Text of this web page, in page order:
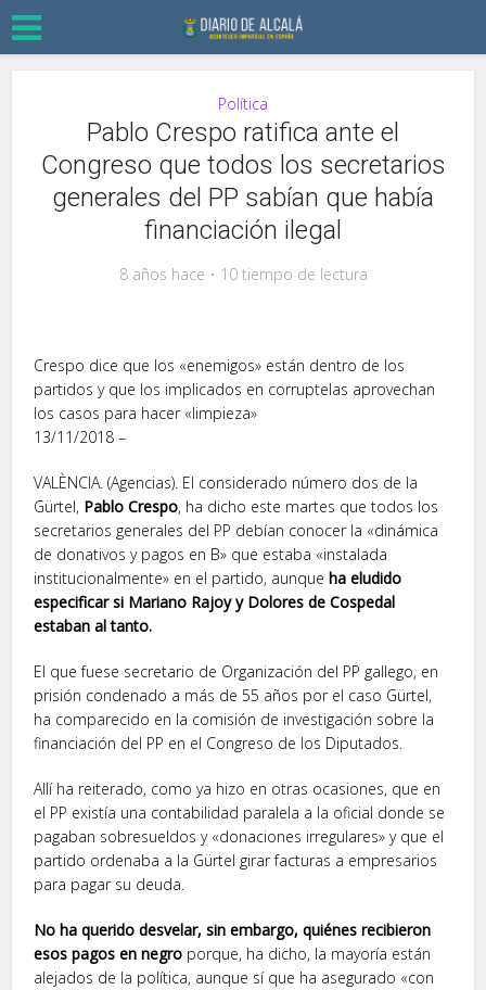
Política
Pablo Crespo ratifica ante el
Congreso que todos los secretarios
generales del PP sabían que había
financiación ilegal
8 años hace 10 tiempo de lectura
Crespo dice que los «enemigos» están dentro de los
partidos y que los implicados en corruptelas aprovechan
los casos para hacer «limpieza»
13/11/2018 –
VALÈNCIA. (Agencias). El considerado número dos de la
Gürtel, Pablo Crespo, ha dicho este martes que todos los
secretarios generales del PP debían conocer la «dinámica
de donativos y pagos en B» que estaba «instalada
institucionalmente» en el partido, aunqueha eludido
especificar si Mariano Rajoy y Dolores de Cospedal
estaban al tanto.
El que fuese secretario de Organización del PP gallego, en
prisión condenado a más de 55 años por el caso Gürtel,
ha comparecido en la comisión de investigación sobre la
financiación del PP en el Congreso de los Diputados.
Allí ha reiterado, como ya hizo en otras ocasiones, que en
el PP existía una contabilidad paralela a la oficial donde se
pagaban sobresueldos y «donaciones irregulares» y que el
partido ordenaba a la Gürtel girar facturas a empresarios
para pagar su deuda.
No ha querido desvelar, sin embargo, quiénes recibieron
esos pagos en negro porque, ha dicho, la mayoría están
alejados de la política, aunque sí que ha asegurado «con